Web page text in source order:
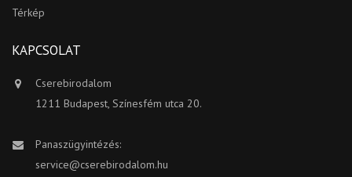
Térkép
KAPCSOLAT
Cserebirodalom
1211 Budapest, Színesfém utca 20.
Panaszügyintézés:
service@cserebirodalom.hu